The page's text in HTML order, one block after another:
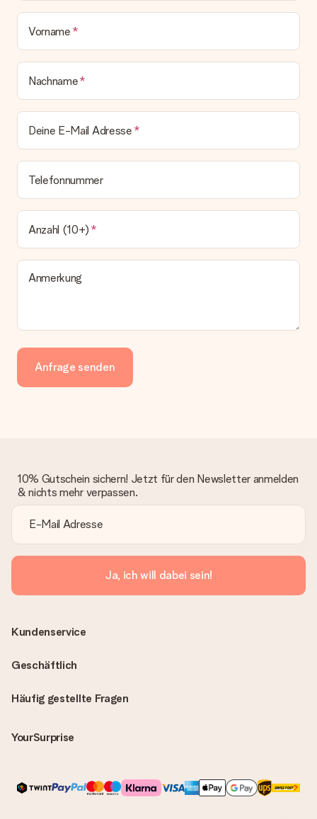
Vorname
Nachname
Deine E-Mail Adresse
Telefonnummer
Anzahl (10+)
Anmerkung
Anfrage senden
10% Gutschein sichern! Jetzt für den Newsletter anmelden
& nichts mehr verpassen.
Ja, ich will dabei sein!
Häufig gestellte Fragen
YourSurprise
Kundenservice
Geschäftlich